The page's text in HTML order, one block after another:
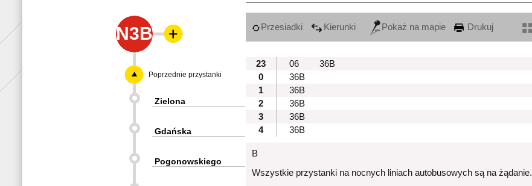
N3B Przesiadki Kierunki Pokaż na mapie Drukuj
23
06
36B
0
36B
1
36B
2
36B
3
36B
4
36B
B
Wszystkie przystanki na nocnych liniach autobusowych są na żądanie.
Poprzednie przystanki
Zielona
Gdańska
Pogonowskiego